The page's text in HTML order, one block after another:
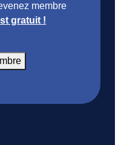
membre
gratuit !